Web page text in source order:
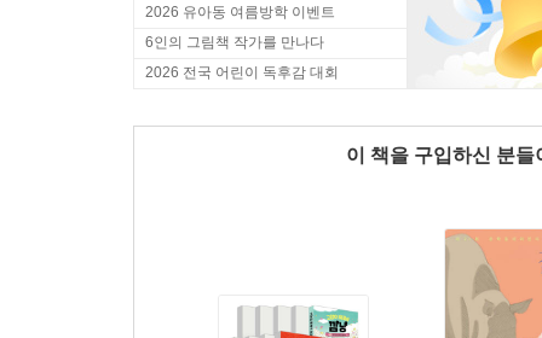
2026 유아동 여름방학 이벤트
6인의 그림책 작가를 만나다
2026 전국 어린이 독후감 대회
이 책을 구입하신 분